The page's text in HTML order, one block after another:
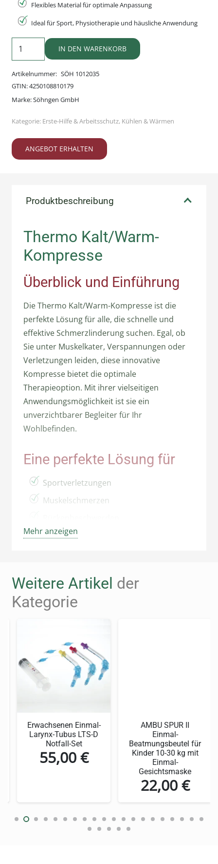
Flexibles Material für optimale Anpassung
Ideal für Sport, Physiotherapie und häusliche Anwendung
Thermo
Kalt-
Warm-
Kompresse
Menge
IN DEN WARENKORB
Artikelnummer: SÖH 1012035
GTIN:4250108810179
Marke:Söhngen GmbH
Kategorie: Erste-Hilfe & Arbeitsschutz, Kühlen & Wärmen
ANGEBOT ERHALTEN
Produktbeschreibung
Thermo Kalt/Warm-
Kompresse
Überblick und Einführung
Die Thermo Kalt/Warm-Kompresse ist die
perfekte Lösung für alle, die schnelle und
effektive Schmerzlinderung suchen. Egal, ob
Sie unter Muskelkater, Verspannungen oder
Verletzungen leiden, diese innovative
Kompresse bietet die optimale
Therapieoption. Mit ihrer vielseitigen
Anwendungsmöglichkeit ist sie ein
unverzichtbarer Begleiter für Ihr
Wohlbefinden.
Eine perfekte Lösung für
Sportverletzungen
Muskelschmerzen
Gelenkentzündungen
einen Blick
Schnelle Schmerzlinderung
Einfache Anwendung
Hochwertige Materialien für lange
Haltbarkeit
Produktbeschreibung:
Thermo Kalt/Warm-
Kompresse
Die Thermo Kalt/Warm-Kompresse bietet eine
sowohl kalt als auch warm angewendet
Mehr anzeigen
Weitere Artikel der
Kategorie
Erwachsenen Einmal-
Larynx-Tubus LTS-D
Notfall-Set
55,00€
AMBU SPUR II
Einmal-
Beatmungsbeutel für
Kinder 10-30 kg mit
Einmal-
Gesichtsmaske
22,00€